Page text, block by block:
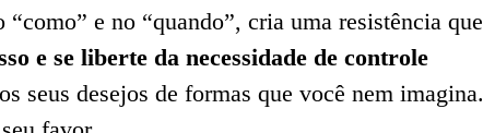
e no “quando”, cria uma resistência que
e se liberte da necessidade de controle
seus desejos de formas que você nem imagina.